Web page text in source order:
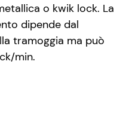
o kwik lock. La
dipende dal
tramoggia ma può
min.